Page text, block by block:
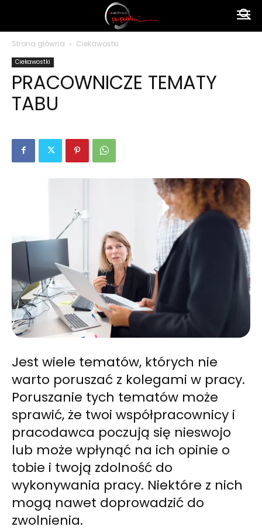
Strona główna Ciekawostki
Ciekawostki
PRACOWNICZE TEMATY
TABU
Jest wiele tematów, których nie
warto poruszać z kolegami w pracy.
Poruszanie tych tematów może
sprawić, że twoi współpracownicy i
pracodawca poczują się nieswojo
lub może wpłynąć na ich opinie o
tobie i twoją zdolność do
wykonywania pracy. Niektóre z nich
mogą nawet doprowadzić do
zwolnienia.